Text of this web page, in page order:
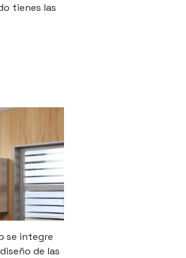
tienes las
se integre
de las